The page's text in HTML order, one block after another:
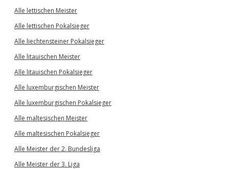
Alle lettischen Meister
Alle lettischen Pokalsieger
Alle liechtensteiner Pokalsieger
Alle litauischen Meister
Alle litauischen Pokalsieger
Alle luxemburgischen Meister
Alle luxemburgischen Pokalsieger
Alle maltesischen Meister
Alle maltesischen Pokalsieger
Alle Meister der 2. Bundesliga
Alle Meister der 3. Liga